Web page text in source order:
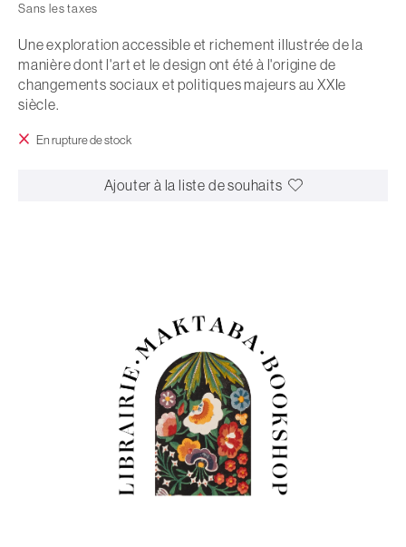
Sans les taxes
Une exploration accessible et richement illustrée de la
manière dont l'art et le design ont été à l'origine de
changements sociaux et politiques majeurs au XXIe
siècle.
En rupture de stock
Ajouter à la liste de souhaits